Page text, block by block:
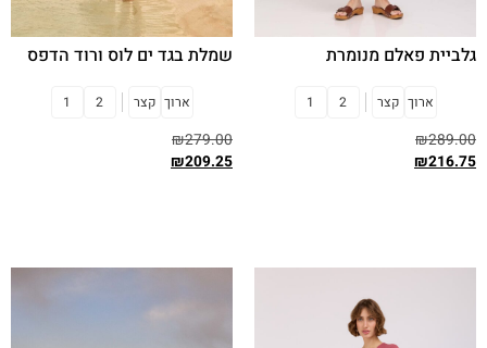
גלביית פאלם מנומרת
ארוך קצר 2
1
₪289.00
₪216.75
שמלת בגד ים לוס ורוד הדפס
ארוך קצר 2
1
₪279.00
₪209.25